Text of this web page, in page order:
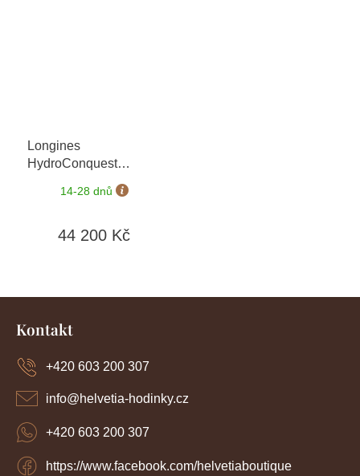
Longines
HydroConquest
+ záruka
5 let + možnost výměny
14-28 dnů
44 200 Kč
Z
Kontakt
info@helvetia-hodinky.cz
+420 603 200 307
https://www.facebook.com/helvetiaboutique
+420 603 200 307